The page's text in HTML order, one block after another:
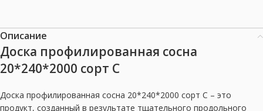
Описание
Доска профилированная сосна
20*240*2000 сорт С
Доска профилированная сосна 20*240*2000 сорт С – это
продукт, созданный в результате тщательного продольного